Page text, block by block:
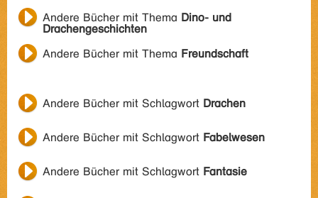
Andere Bücher mit Thema Dino- und
Drachengeschichten
Andere Bücher mit Thema Freundschaft
Andere Bücher mit Schlagwort Drachen
Andere Bücher mit Schlagwort Fabelwesen
Andere Bücher mit Schlagwort Fantasie